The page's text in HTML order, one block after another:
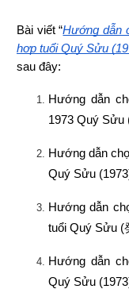
Bài viết “Hướng dẫn
hợp tuổi Quý Sửu
sau đây:
Hướng dẫn
1973 Quý Sửu
Hướng dẫn
Quý Sửu
Hướng dẫn
tuổi Quý Sửu (
Hướng dẫn
Quý Sửu